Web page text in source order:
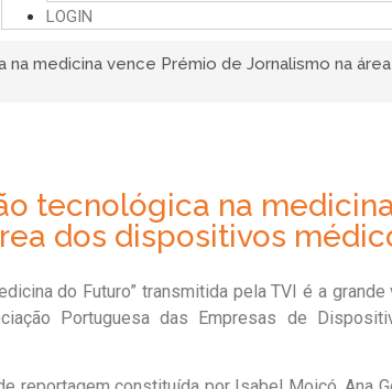
LOGIN
medicina vence Prémio de Jornalismo na
tecnológica na
dos dispositivos
do Futuro” transmitida pela TVI é a grande
Portuguesa das Empresas de